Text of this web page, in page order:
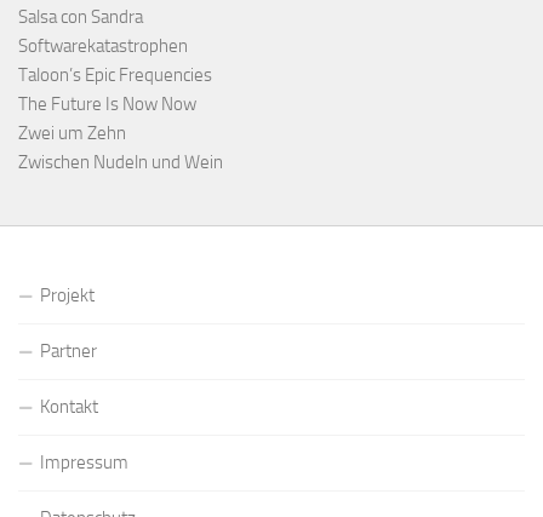
Salsa con Sandra
Softwarekatastrophen
Taloon’s Epic Frequencies
The Future Is Now Now
Zwei um Zehn
Zwischen Nudeln und Wein
Projekt
Partner
Kontakt
Impressum